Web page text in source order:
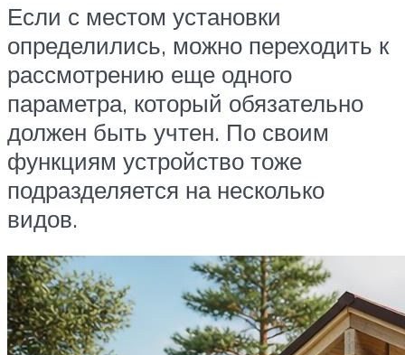
Если с местом установки
определились, можно переходить к
рассмотрению еще одного
параметра, который обязательно
должен быть учтен. По своим
функциям устройство тоже
подразделяется на несколько
видов.